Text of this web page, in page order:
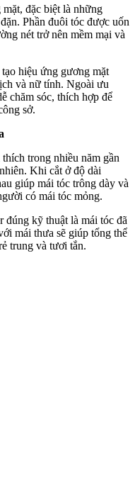
đặc biệt là những
Phần đuôi tóc được uốn
nét trở nên mềm mại và
hiệu ứng gương mặt
và nữ tính. Ngoài ưu
chăm sóc, thích hợp để
sở.
trong nhiều năm gần
Khi cắt ở độ dài
giúp mái tóc trông dày và
có mái tóc mỏng.
đúng kỹ thuật là mái tóc đã
mái thưa sẽ giúp tổng thể
trung và tươi tắn.